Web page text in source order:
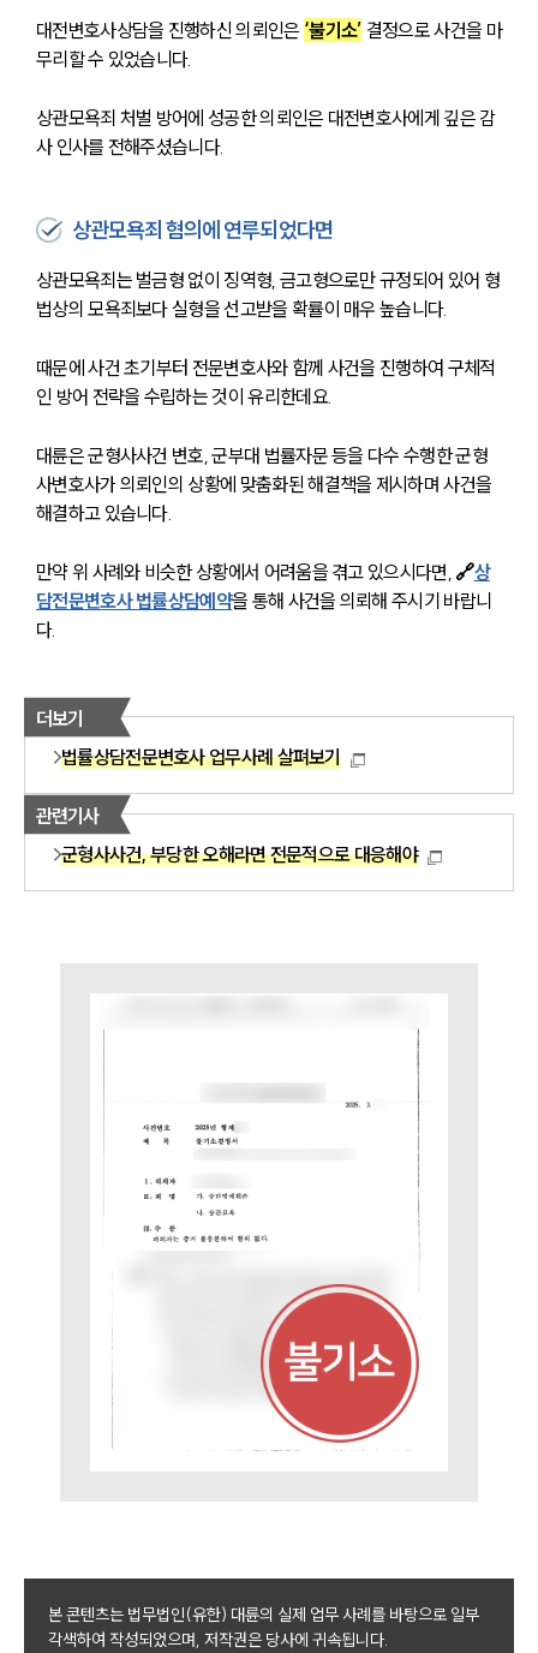
센터소개
글로벌 파트너 로펌
고객의 소리
통합검색
업무사례
사례분석/최신동향
법률정보
법률지식인
고객후기
업무분야
구성원 소개
언론보도
공지사항
법률서식
뉴스레터/브로슈어
대전변호사상담을 진행하신 의뢰인은 ‘불기소’ 결정으로 사건을 마
무리할 수 있었습니다.
상관모욕죄 처벌 방어에 성공한 의뢰인은 대전변호사에게 깊은 감
사 인사를 전해주셨습니다.
상관모욕죄 혐의에 연루되었다면
상관모욕죄는 벌금형 없이 징역형, 금고형으로만 규정되어 있어 형
법상의 모욕죄보다 실형을 선고받을 확률이 매우 높습니다.
때문에 사건 초기부터 전문변호사와 함께 사건을 진행하여 구체적
인 방어 전략을 수립하는 것이 유리한데요.
대륜은 군형사사건 변호, 군부대 법률자문 등을 다수 수행한 군형
사변호사가 의뢰인의 상황에 맞춤화된 해결책을 제시하며 사건을
해결하고 있습니다.
만약 위 사례와 비슷한 상황에서 어려움을 겪고 있으시다면, 🔗상
담전문변호사 법률상담예약을 통해 사건을 의뢰해 주시기 바랍니
다.
더보기
법률상담전문변호사 업무사례 살펴보기
관련기사
군형사사건, 부당한 오해라면 전문적으로 대응해야
본 콘텐츠는 법무법인(유한) 대륜의 실제 업무 사례를 바탕으로 일부
각색하여 작성되었으며, 저작권은 당사에 귀속됩니다.